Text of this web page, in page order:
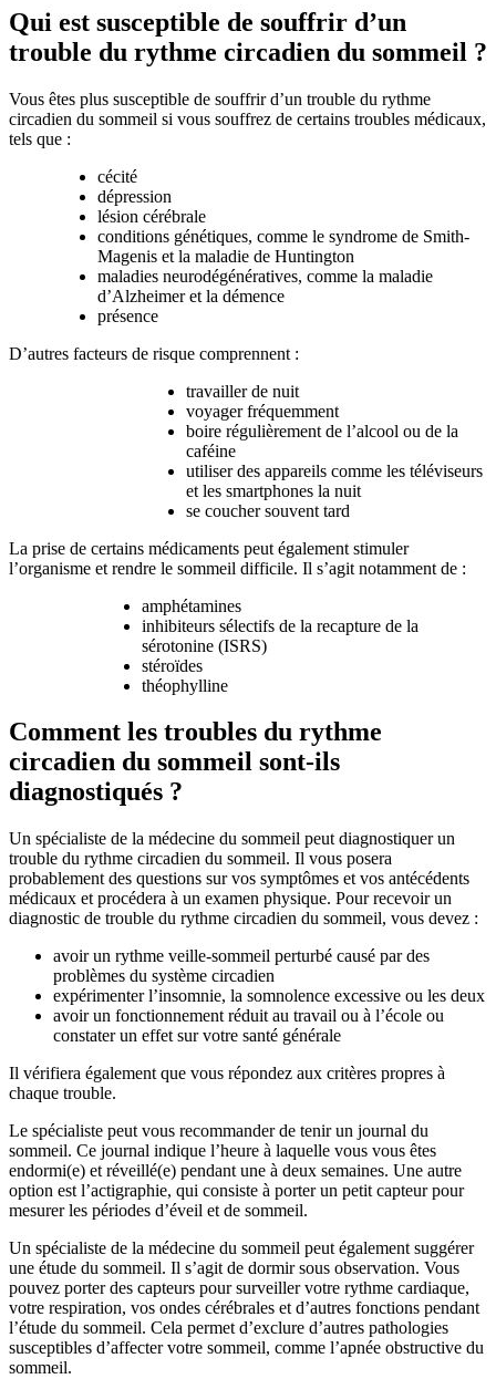
Qui est susceptible de souffrir d’un
trouble du rythme circadien du sommeil ?
Vous êtes plus susceptible de souffrir d’un trouble du rythme
circadien du sommeil si vous souffrez de certains troubles médicaux,
tels que :
cécité
dépression
lésion cérébrale
conditions génétiques, comme le syndrome de Smith-
Magenis et la maladie de Huntington
maladies neurodégénératives, comme la maladie
d’Alzheimer et la démence
présence
D’autres facteurs de risque comprennent :
travailler de nuit
voyager fréquemment
boire régulièrement de l’alcool ou de la
caféine
utiliser des appareils comme les téléviseurs
et les smartphones la nuit
se coucher souvent tard
La prise de certains médicaments peut également stimuler
l’organisme et rendre le sommeil difficile. Il s’agit notamment de :
amphétamines
inhibiteurs sélectifs de la recapture de la
sérotonine (ISRS)
stéroïdes
théophylline
Comment les troubles du rythme
circadien du sommeil sont-ils
diagnostiqués ?
Un spécialiste de la médecine du sommeil peut diagnostiquer un
trouble du rythme circadien du sommeil. Il vous posera
probablement des questions sur vos symptômes et vos antécédents
médicaux et procédera à un examen physique. Pour recevoir un
diagnostic de trouble du rythme circadien du sommeil, vous devez :
avoir un rythme veille-sommeil perturbé causé par des
problèmes du système circadien
expérimenter l’insomnie, la somnolence excessive ou les deux
avoir un fonctionnement réduit au travail ou à l’école ou
constater un effet sur votre santé générale
Il vérifiera également que vous répondez aux critères propres à
chaque trouble.
Le spécialiste peut vous recommander de tenir un journal du
sommeil. Ce journal indique l’heure à laquelle vous vous êtes
endormi(e) et réveillé(e) pendant une à deux semaines. Une autre
option est l’actigraphie, qui consiste à porter un petit capteur pour
mesurer les périodes d’éveil et de sommeil.
Un spécialiste de la médecine du sommeil peut également suggérer
une étude du sommeil. Il s’agit de dormir sous observation. Vous
pouvez porter des capteurs pour surveiller votre rythme cardiaque,
votre respiration, vos ondes cérébrales et d’autres fonctions pendant
l’étude du sommeil. Cela permet d’exclure d’autres pathologies
susceptibles d’affecter votre sommeil, comme l’apnée obstructive du
sommeil.